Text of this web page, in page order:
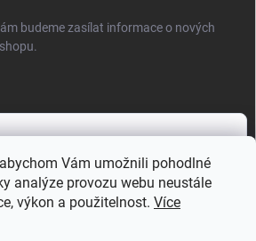
Vám umožnili pohodlné
analýze provozu webu neustále
výkon a použitelnost. Více
budeme zasílat informace o nových
spodmínkami ochrany osobních údajů